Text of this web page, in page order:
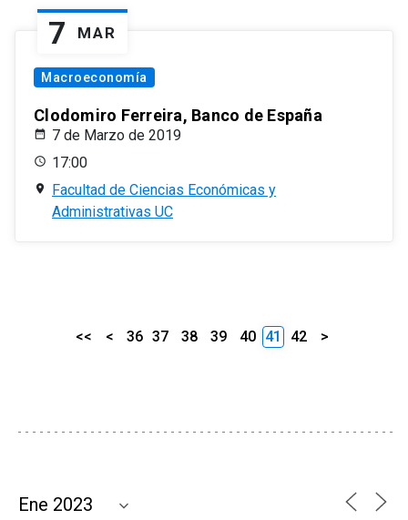
7 MAR
Macroeconomía
Clodomiro Ferreira, Banco de España
7 de Marzo de 2019
17:00
Facultad de Ciencias Económicas y
Administrativas UC
<< < 36 37 38 39 40 41 42 >